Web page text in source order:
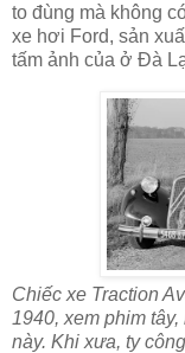
to đùng mà không
xe hơi Ford, sản
tấm ảnh của ở Đà
Chiếc xe Traction
1940, xem phim
này. Khi xưa, ty